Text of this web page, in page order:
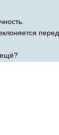
перед
ещё?